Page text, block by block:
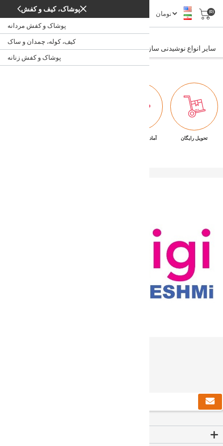
(0) پوشاک، کیف و کفش
پوشاک و کفش مردانه
کیف، کوله، چمدان و ساک
پوشاک و کفش زنانه
خانه / لوازم خانگی / آشپزخانه / نوشیدنی‌ ساز / سایر انواع نوشیدنی ساز
آماده تحویل فوری تحویل رایگان